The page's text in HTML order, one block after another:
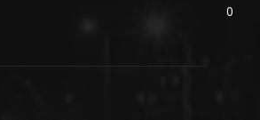
0